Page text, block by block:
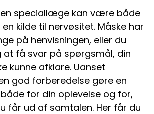
en speciallæge kan være både
kilde til nervøsitet. Måske har
på henvisningen, eller du
at få svar på spørgsmål, din
kunne afklare. Uanset
god forberedelse gøre en
for din oplevelse og for,
får ud af samtalen. Her får du